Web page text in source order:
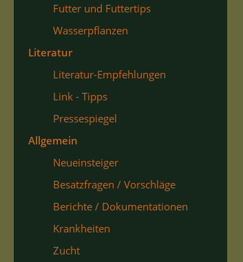
Futter und Futtertips
Wasserpflanzen
Literatur
Literatur-Empfehlungen
Link - Tipps
Pressespiegel
Allgemein
Neueinsteiger
Besatzfragen / Vorschläge
Berichte / Dokumentationen
Krankheiten
Zucht